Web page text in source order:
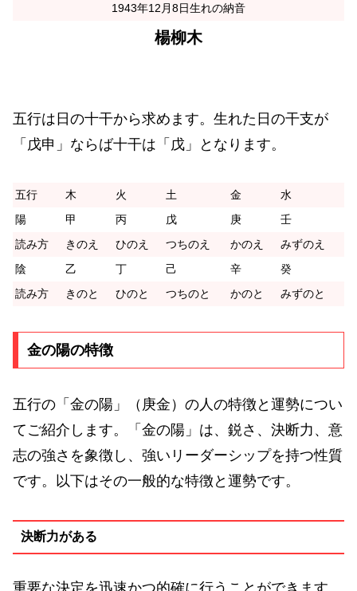
1943年12月8日生れの納音
楊柳木
五行は日の十干から求めます。生れた日の干支が
「戊申」ならば十干は「戊」となります。
五行 木 火 土 金
水
陽
甲 丙 戊 庚
壬
読み方
きのえ ひのえ つちのえ かのえ
みずのえ
陰
乙 丁 己 辛
癸
読み方
きのと ひのと つちのと かのと みずのと
金の陽の特徴
五行の「金の陽」（庚金）の人の特徴と運勢につい
てご紹介します。「金の陽」は、鋭さ、決断力、意
志の強さを象徴し、強いリーダーシップを持つ性質
です。以下はその一般的な特徴と運勢です。
決断力がある
重要な決定を迅速かつ的確に行うことができます。